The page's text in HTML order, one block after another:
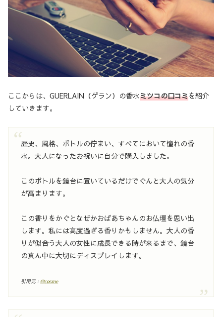
ここからは、GUERLAIN（ゲラン）の香水ミツコの口コミを紹介
していきます。
歴史、風格、ボトルの佇まい、すべてにおいて憧れの香
水。大人になったお祝いに自分で購入しました。
このボトルを鏡台に置いているだけでぐんと大人の気分
が高まります。
この香りをかぐとなぜかおばあちゃんのお仏壇を思い出
します。私には高度過ぎる香りかもしません。大人の香
りが似合う大人の女性に成長できる時が来るまで、鏡台
の真ん中に大切にディスプレイします。
引用元 : @cosme